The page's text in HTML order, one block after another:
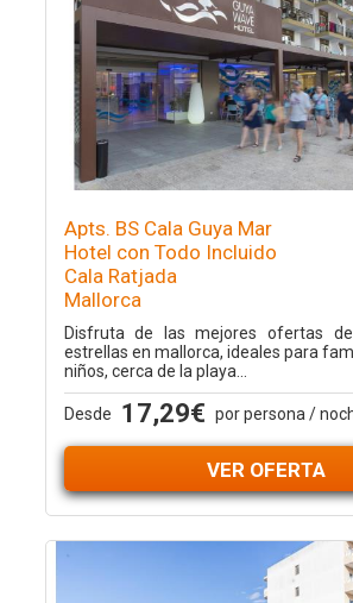
Apts. BS Cala Guya Mar
Hotel con Todo Incluido
Cala Ratjada
Mallorca
Disfruta de las mejores ofertas
estrellas en mallorca, ideales para
niños, cerca de la playa...
Desde 17,29€ por persona /
VER OFERTA